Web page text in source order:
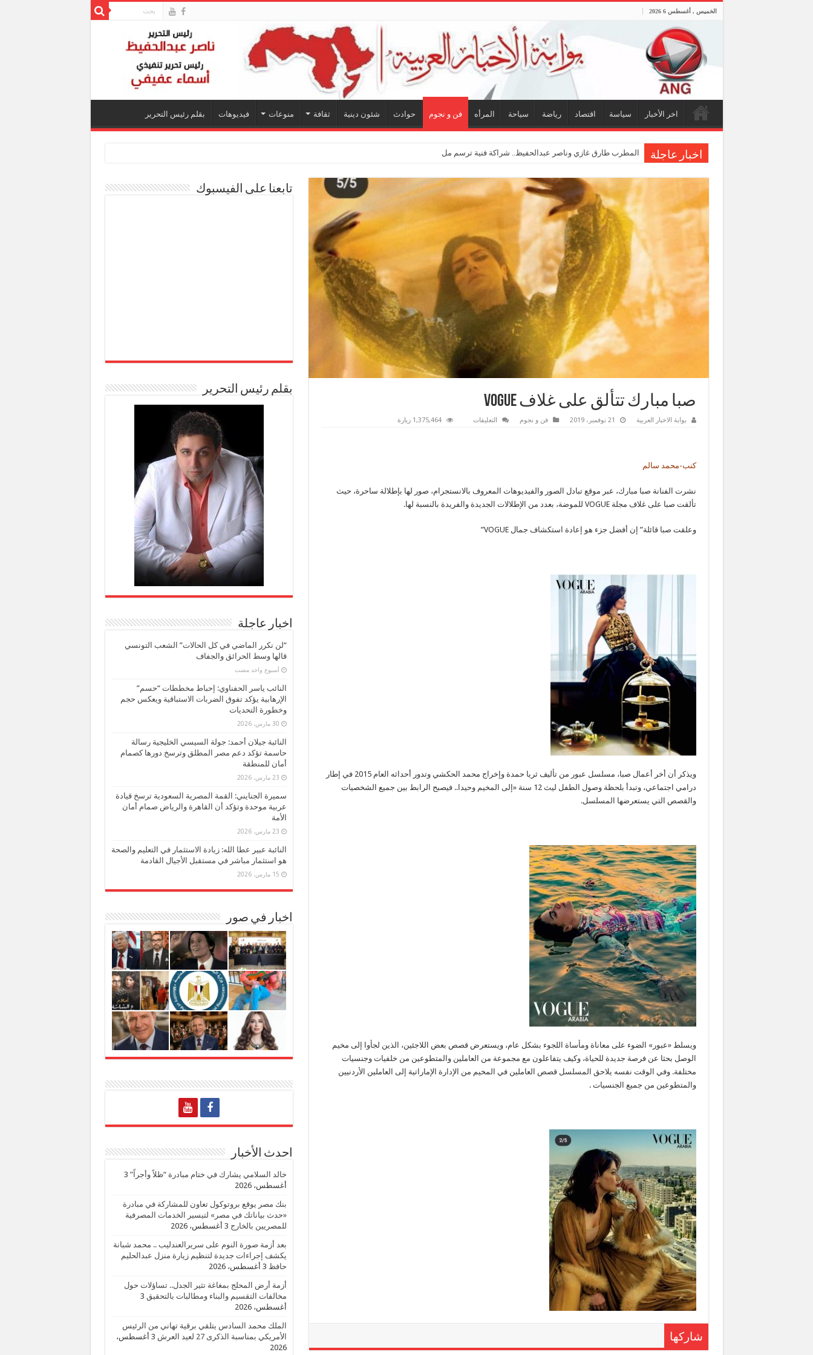
الخميس , أغسطس 6 2026
اخر الأخبار سياسة اقتصاد رياضة سياحة المرأه فن و نجوم حوادث شئون دينية ثقافة منوعات فيديوهات بقلم رئيس التحرير
اخبار عاجلة المطرب طارق غازي وناصر عبدالحفيظ.. شراكة فنية ترسم ملامح مستقبل الكليب الغن
صبا مبارك تتألق على غلاف VOGUE
بوابة الاخبار العربية 21 نوفمبر، 2019 فن و نجوم التعليقات 1,375,464 زيارة
كنب-محمد سالم
نشرت الفنانة صبا مبارك، عبر موقع تبادل الصور والفيديوهات المعروف بالانستجرام، صور لها بإطلالة ساحرة، حيث
تألقت صبا على غلاف مجلة VOGUE للموضة، بعدد من الإطلالات الجديدة والفريدة بالنسبة لها.
وعلقت صبا قائلة” إن أفضل جزء هو إعادة استكشاف جمال VOGUE”
ويذكر أن أخر أعمال صبا، مسلسل عبور من تأليف ثريا حمدة وإخراج محمد الحكشي وتدور أحداثه العام 2015 في إطار
درامي اجتماعي، وتبدأ بلحظة وصول الطفل ليث 12 سنة «إلى المخيم وحيدا.. فيصبح الرابط بين جميع الشخصيات
والقصص التي يستعرضها المسلسل.
ويسلط «عبور» الضوء على معاناة ومأساة اللجوء بشكل عام، ويستعرض قصص بعض اللاجئين، الذين لجأوا إلى مخيم
الوصل بحثا عن فرصة جديدة للحياة، وكيف يتفاعلون مع مجموعة من العاملين والمتطوعين من خلفيات وجنسيات
مختلفة. وفي الوقت نفسه يلاحق المسلسل قصص العاملين في المخيم من الإدارة الإماراتية إلى العاملين الأردنيين
والمتطوعين من جميع الجنسيات .
شاركها
تابعنا على الفيسبوك
بقلم رئيس التحرير
اخبار عاجلة
“لن نكرر الماضي في كل الحالات” الشعب التونسي
قالها وسط الحرائق والجفاف
‏أسبوع واحد مضت
النائب ياسر الحفناوي: إحباط مخططات “حسم”
الإرهابية يؤكد تفوق الضربات الاستباقية ويعكس حجم
وخطورة التحديات
30 مارس، 2026
النائبة جيلان أحمد: جولة السيسي الخليجية رسالة
حاسمة تؤكد دعم مصر المطلق وترسخ دورها كصمام
أمان للمنطقة
23 مارس، 2026
سميرة الجنايني: القمة المصرية السعودية ترسخ قيادة
عربية موحدة وتؤكد أن القاهرة والرياض صمام أمان
الأمة
23 مارس، 2026
النائبة عبير عطا الله: زيادة الاستثمار في التعليم والصحة
هو استثمار مباشر في مستقبل الأجيال القادمة
15 مارس، 2026
اخبار في صور
احدث الأخبار
خالد السلامي يشارك في ختام مبادرة “ظلاً وأجراً” 3
أغسطس، 2026
بنك مصر يوقع بروتوكول تعاون للمشاركة في مبادرة
«حدث بياناتك في مصر» لتيسير الخدمات المصرفية
للمصريين بالخارج 3 أغسطس، 2026
بعد أزمة صورة النوم على سريرالعندليب .. محمد شبانة
يكشف إجراءات جديدة لتنظيم زيارة منزل عبدالحليم
حافظ 3 أغسطس، 2026
أزمة أرض المحلج بمغاغة تثير الجدل.. تساؤلات حول
مخالفات التقسيم والبناء ومطالبات بالتحقيق 3
أغسطس، 2026
الملك محمد السادس يتلقي برقية تهاني من الرئيس
الأمريكي بمناسبة الذكرى 27 لعيد العرش
3 أغسطس،
2026